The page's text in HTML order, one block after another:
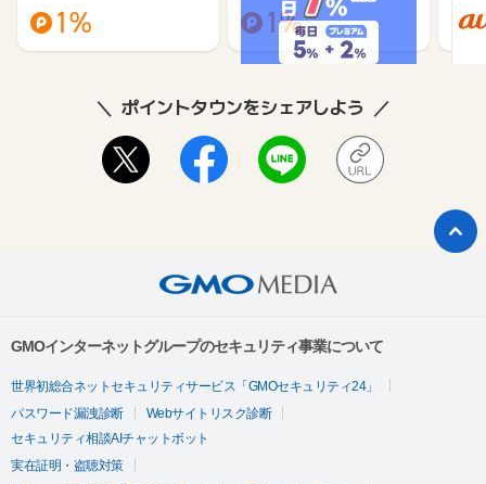
1% 1%
ポイントタウンをシェアしよう
GMOインターネットグループのセキュリティ事業について
世界初総合ネットセキュリティサービス「GMOセキュリティ24」
パスワード漏洩診断
Webサイトリスク診断
セキュリティ相談AIチャットボット
実在証明・盗聴対策